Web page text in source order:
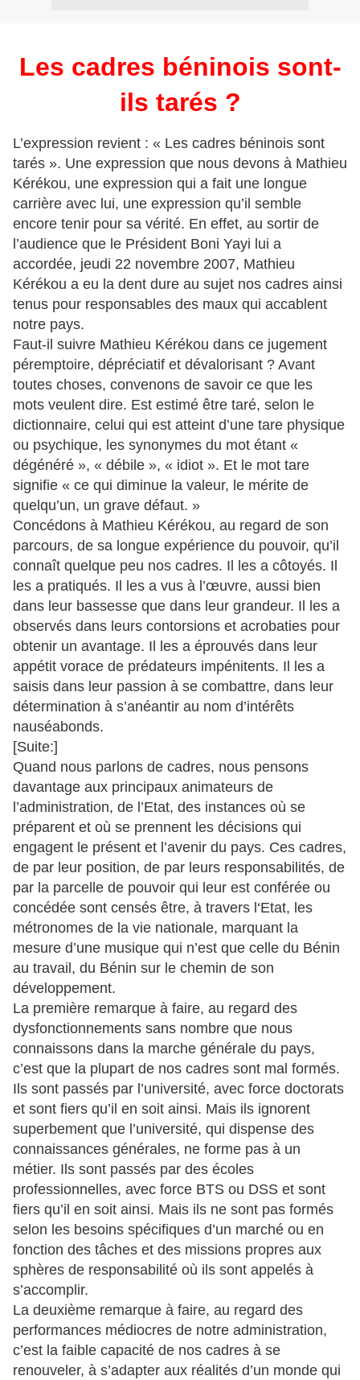
Les cadres béninois sont-
ils tarés ?
L’expression revient : « Les cadres béninois sont
tarés ». Une expression que nous devons à Mathieu
Kérékou, une expression qui a fait une longue
carrière avec lui, une expression qu’il semble
encore tenir pour sa vérité. En effet, au sortir de
l’audience que le Président Boni Yayi lui a
accordée, jeudi 22 novembre 2007, Mathieu
Kérékou a eu la dent dure au sujet nos cadres ainsi
tenus pour responsables des maux qui accablent
notre pays.
Faut-il suivre Mathieu Kérékou dans ce jugement
péremptoire, dépréciatif et dévalorisant ? Avant
toutes choses, convenons de savoir ce que les
mots veulent dire. Est estimé être taré, selon le
dictionnaire, celui qui est atteint d’une tare physique
ou psychique, les synonymes du mot étant «
dégénéré », « débile », « idiot ». Et le mot tare
signifie « ce qui diminue la valeur, le mérite de
quelqu’un, un grave défaut. »
Concédons à Mathieu Kérékou, au regard de son
parcours, de sa longue expérience du pouvoir, qu’il
connaît quelque peu nos cadres. Il les a côtoyés. Il
les a pratiqués. Il les a vus à l’œuvre, aussi bien
dans leur bassesse que dans leur grandeur. Il les a
observés dans leurs contorsions et acrobaties pour
obtenir un avantage. Il les a éprouvés dans leur
appétit vorace de prédateurs impénitents. Il les a
saisis dans leur passion à se combattre, dans leur
détermination à s’anéantir au nom d’intérêts
nauséabonds.
[Suite:]
Quand nous parlons de cadres, nous pensons
davantage aux principaux animateurs de
l’administration, de l’Etat, des instances où se
préparent et où se prennent les décisions qui
engagent le présent et l’avenir du pays. Ces cadres,
de par leur position, de par leurs responsabilités, de
par la parcelle de pouvoir qui leur est conférée ou
concédée sont censés être, à travers l‘Etat, les
métronomes de la vie nationale, marquant la
mesure d’une musique qui n’est que celle du Bénin
au travail, du Bénin sur le chemin de son
développement.
La première remarque à faire, au regard des
dysfonctionnements sans nombre que nous
connaissons dans la marche générale du pays,
c’est que la plupart de nos cadres sont mal formés.
Ils sont passés par l’université, avec force doctorats
et sont fiers qu’il en soit ainsi. Mais ils ignorent
superbement que l’université, qui dispense des
connaissances générales, ne forme pas à un
métier. Ils sont passés par des écoles
professionnelles, avec force BTS ou DSS et sont
fiers qu’il en soit ainsi. Mais ils ne sont pas formés
selon les besoins spécifiques d’un marché ou en
fonction des tâches et des missions propres aux
sphères de responsabilité où ils sont appelés à
s’accomplir.
La deuxième remarque à faire, au regard des
performances médiocres de notre administration,
c’est la faible capacité de nos cadres à se
renouveler, à s’adapter aux réalités d’un monde qui